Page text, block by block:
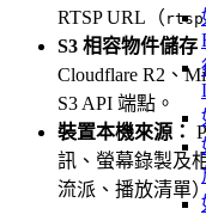
RTSP URL（
S3 相容物件儲存
Cloudflare R2、
S3 API 端點。
裝置本機來源：
訊、螢幕錄製及
流派、播放清單